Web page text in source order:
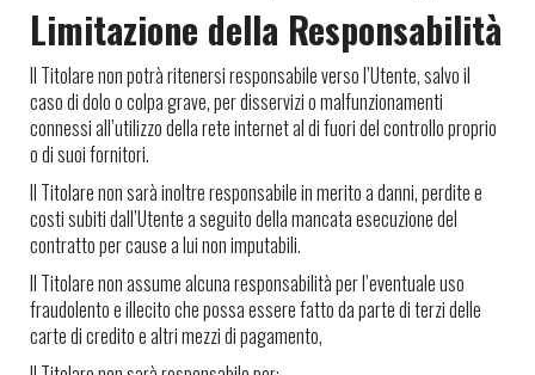
Limitazione della Responsabilità
Il Titolare non potrà ritenersi responsabile verso l’Utente, salvo il
caso di dolo o colpa grave, per disservizi o malfunzionamenti
connessi all’utilizzo della rete internet al di fuori del controllo proprio
o di suoi fornitori.
Il Titolare non sarà inoltre responsabile in merito a danni, perdite e
costi subiti dall’Utente a seguito della mancata esecuzione del
contratto per cause a lui non imputabili.
Il Titolare non assume alcuna responsabilità per l’eventuale uso
fraudolento e illecito che possa essere fatto da parte di terzi delle
carte di credito e altri mezzi di pagamento,